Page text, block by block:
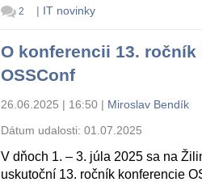
2 | IT novinky
O konferencii 13. ročník
OSSConf
26.06.2025 | 16:50 | Miroslav Bendík
Dátum udalosti:01.07.2025
V dňoch 1. – 3. júla 2025 sa na
uskutoční 13. ročník konferencie